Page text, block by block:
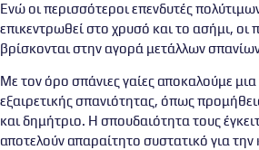
Ενώ οι περισσότεροι επενδυτές
επικεντρωθεί στο χρυσό και το ασήμι, οι
βρίσκονται στην αγορά μετάλλων
Με τον όρο σπάνιες γαίες αποκαλούμε
εξαιρετικής σπανιότητας, όπως
και δημήτριο. Η σπουδαιότητα τους
αποτελούν απαραίτητο συστατικό για